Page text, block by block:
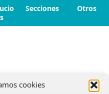
cookies
Secciones Otros